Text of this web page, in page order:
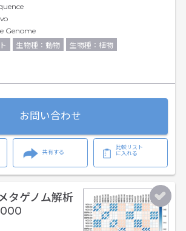
Genome
生物種：動物
生物種：植物
お問い合わせ
共有する
比較リスト
に入れる
タゲノム解析